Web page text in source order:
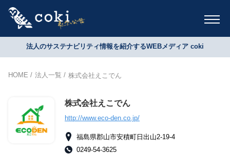
法人のサステナビリティ情報を紹介するWEBメディア coki
HOME 法人一覧 株式会社えこでん
株式会社えこでん
http://www.eco-den.co.jp/
福島県郡山市安積町日出山2-19-4
0249-54-3625